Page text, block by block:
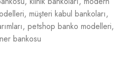
, müşteri kabul bankoları,
, petshop banko modelleri,
bankosu